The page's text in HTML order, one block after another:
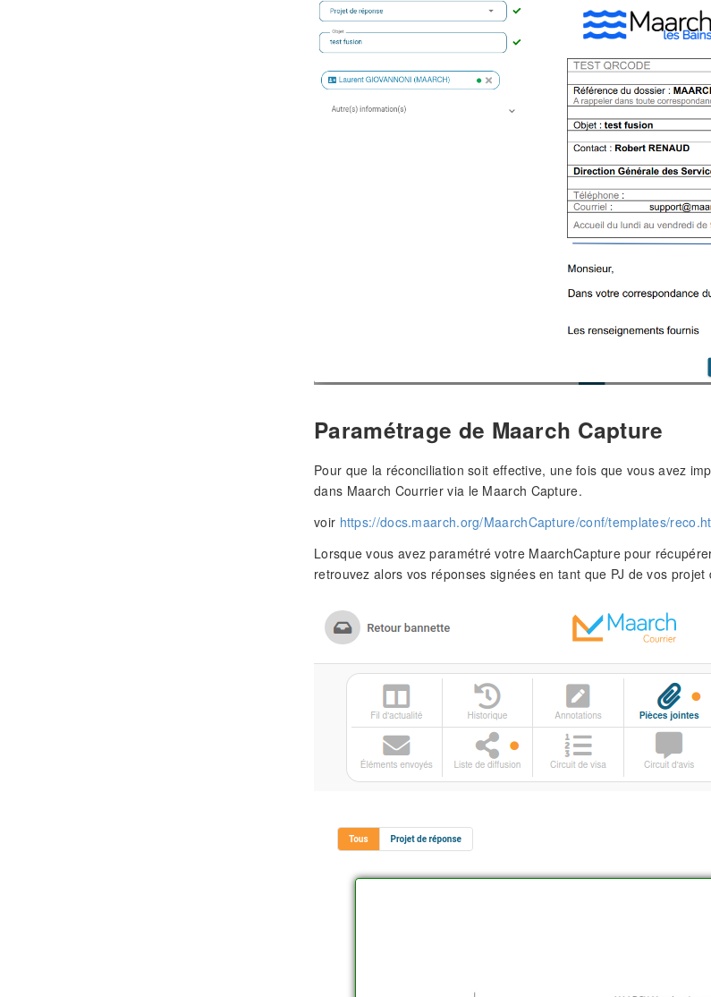
Paramétrage de Maarch Capture
Pour que la réconciliation soit effective, une fois que vous avez
dans Maarch Courrier via le Maarch Capture.
voir https://docs.maarch.org/MaarchCapture/conf/templates/
Lorsque vous avez paramétré votre MaarchCapture pour
retrouvez alors vos réponses signées en tant que PJ de vos projet